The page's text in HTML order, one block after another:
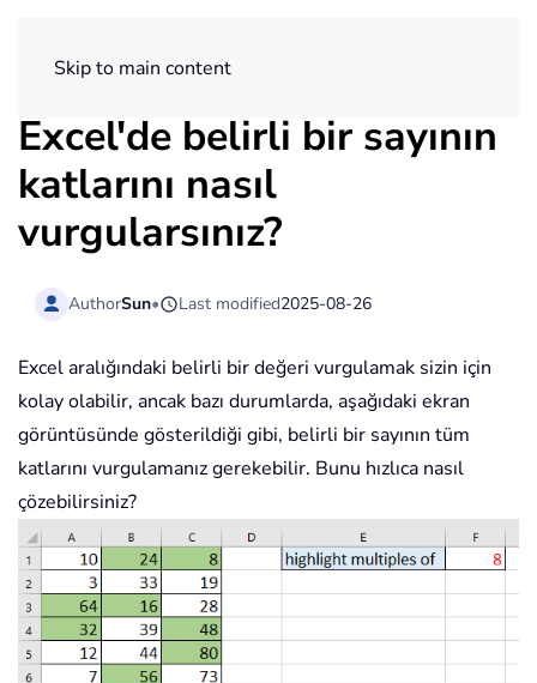
Skip to main content
Excel'de belirli bir sayının
katlarını nasıl
vurgularsınız?
AuthorSun• Last modified2025-08-26
Excel aralığındaki belirli bir değeri vurgulamak sizin için
kolay olabilir, ancak bazı durumlarda, aşağıdaki ekran
görüntüsünde gösterildiği gibi, belirli bir sayının tüm
katlarını vurgulamanız gerekebilir. Bunu hızlıca nasıl
çözebilirsiniz?